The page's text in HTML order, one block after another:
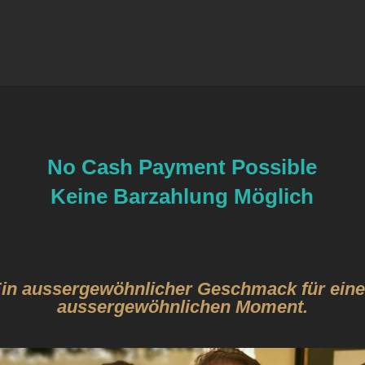
No Cash Payment Possible
Keine Barzahlung Möglich
aussergewöhnlicher Geschmack für
aussergewöhnlichen Moment.